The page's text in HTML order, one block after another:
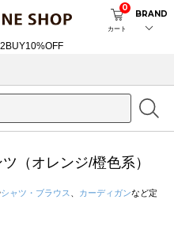
カート
0
BRAND
（オレンジ/橙色系）
シャツ・ブラウス カーディガンなど定